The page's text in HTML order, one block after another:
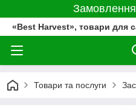
Замовлення
«Best Harvest», товари для
Товари та послуги